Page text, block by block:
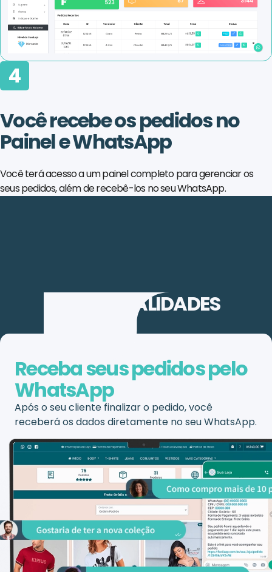
4
Você recebe os pedidos no
Painel e WhatsApp
Você terá acesso a um painel completo para gerenciar os
seus pedidos, além de recebê-los no seu WhatsApp.
FUNCIONALIDADES
Receba seus pedidos pelo
WhatsApp
Após o seu cliente finalizar o pedido, você
receberá os dados diretamente no seu WhatsApp.